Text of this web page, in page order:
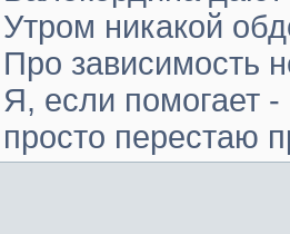
Утром никакой
Про зависимость
Я, если помогает
просто перестаю